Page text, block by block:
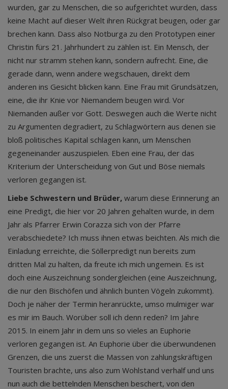
wurden, gar zu Menschen, die so aufgerichtet wurden, dass
keine Macht auf dieser Welt ihren Rückgrat beugen, oder gar
brechen kann. Dass also Notburga zu den Prototypen einer
Christin fürs 21. Jahrhundert zu zählen ist. Ein Mensch, der
nicht nur stramm stehen kann, sondern aufrecht. Eine, die
gerade dann, wenn andere wegschauen, direkt dem
anderen ins Gesicht blicken kann. Eine Frau mit Grundsätzen,
eine, die ihr Knie vor Niemandem beugen wird. Vor
Niemanden außer vor Gott. Deswegen auch die Werte nicht
zu Argumenten degradiert, zu Schlagwörtern aus denen sie
bloß politisches Kapital schlagen kann, um Menschen
gegeneinander auszuspielen. Eben eine Frau, der das
Kriterium der Unterscheidung von Gut und Böse niemals
verloren gegangen ist.
Liebe Schwestern und Brüder, warum diese Erinnerung an
eine Predigt, die hier vor 20 Jahren gehalten wurde, in dem
Jahr als Pfarrer Erwin Corazza sich von der Pfarre
verabschiedete? Ich muss ihnen etwas beichten. Als mich die
Einladung erreichte, die Söllerpredigt nun bereits zum
dritten Mal zu halten, da freute ich mich ungemein. Es ist
doch eine Auszeichnung sondergleichen (eine Auszeichnung,
die nur den Bischöfen und ähnlich bunten Vögeln zukommt).
Doch je näher der Termin heranrückte, umso mulmiger war
es mir im Bauch. Worüber soll ich denn reden? Im Jahre
2015. In einem Jahr in dem uns so vieles an Euphorie
verloren gegangen ist. An Euphorie über die überwundenen
Grenzen, die uns zuerst die Massen von zahlungskräftigen
Touristen brachte, uns also zum Wohlstand verhalf und uns
nun auch die bettelnden Menschen beschert, von den